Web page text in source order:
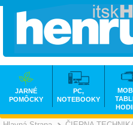
JARNÉ
POMÔCKY
PC,
NOTEBOOKY